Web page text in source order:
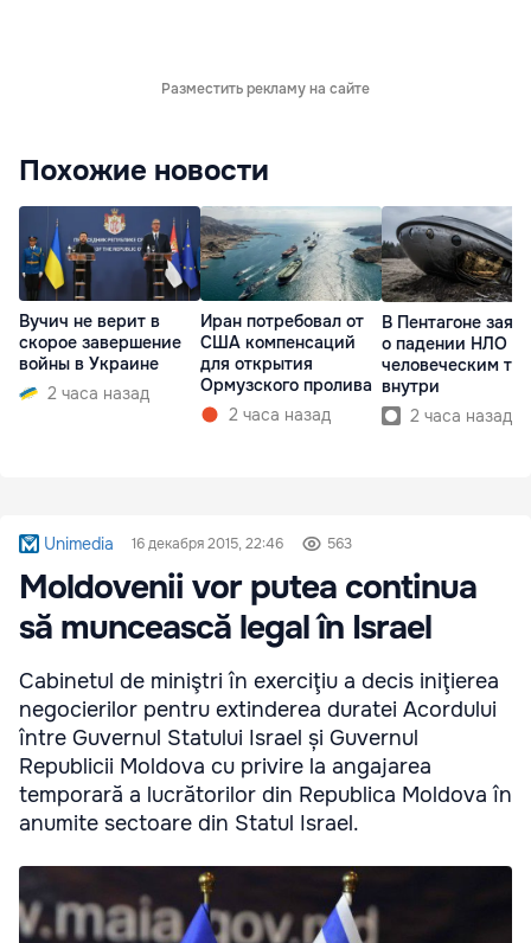
Разместить рекламу на сайте
Похожие новости
Вучич не верит в
скорое завершение
войны в Украине
2 часа назад
Иран потребовал от
США компенсаций
для открытия
Ормузского пролива
2 часа назад
В Пентагоне
о падении НЛО с
человеческим
внутри
2 часа назад
Unimedia 16 декабря 2015, 22:46 563
Moldovenii vor putea continua
să muncească legal în Israel
Cabinetul de miniştri în exerciţiu a decis iniţierea
negocierilor pentru extinderea duratei Acordului
între Guvernul Statului Israel și Guvernul
Republicii Moldova cu privire la angajarea
temporară a lucrătorilor din Republica Moldova în
anumite sectoare din Statul Israel.